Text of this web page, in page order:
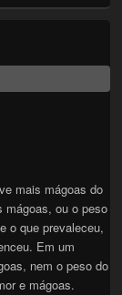
mais mágoas do
mágoas, ou o peso
o que prevaleceu,
Em um
nem o peso do
e mágoas.